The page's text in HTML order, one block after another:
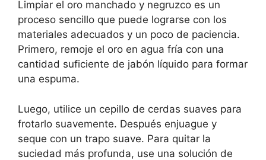
Limpiar el oro manchado y negruzco es un
proceso sencillo que puede lograrse con los
materiales adecuados y un poco de paciencia.
Primero, remoje el oro en agua fría con una
cantidad suficiente de jabón líquido para formar
una espuma.
Luego, utilice un cepillo de cerdas suaves para
frotarlo suavemente. Después enjuague y
seque con un trapo suave. Para quitar la
suciedad más profunda, use una solución de